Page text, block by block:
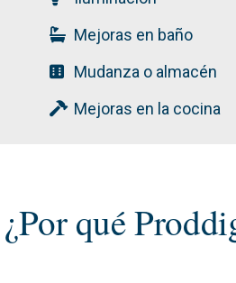
Mejoras en baño
Mudanza o almacén
Mejoras en la cocina
¿Por qué